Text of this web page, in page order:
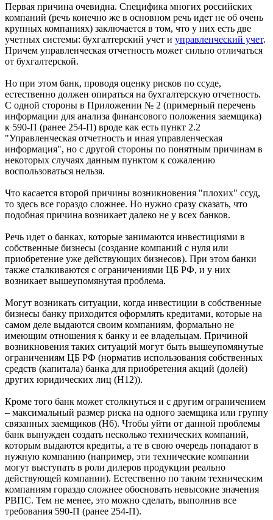
Первая причина очевидна. Специфика многих российских
компаний (речь конечно же в основном речь идет не об очень
крупных компаниях) заключается в том, что у них есть две
учетных системы: бухгалтерский учет и управленческий учет.
Причем управленческая отчетность может сильно отличаться
от бухгалтерской.
Но при этом банк, проводя оценку рисков по ссуде,
естественно должен опираться на бухгалтерскую отчетность.
С одной стороны в Приложении № 2 (примерный перечень
информации для анализа финансового положения заемщика)
к 590-П (ранее 254-П) вроде как есть пункт 2.2
"Управленческая отчетность и иная управленческая
информация", но с другой стороны по понятным причинам в
некоторых случаях данным пунктом к сожалению
воспользоваться нельзя.
Что касается второй причины возникновения "плохих" ссуд,
то здесь все гораздо сложнее. Но нужно сразу сказать, что
подобная причина возникает далеко не у всех банков.
Речь идет о банках, которые занимаются инвестициями в
собственные бизнесы (создание компаний с нуля или
приобретение уже действующих бизнесов). При этом банки
также сталкиваются с ограничениями ЦБ РФ, и у них
возникает вышеупомянутая проблема.
Могут возникать ситуации, когда инвестиции в собственные
бизнесы банку приходится оформлять кредитами, которые на
самом деле выдаются своим компаниям, формально не
имеющим отношения к банку и ее владельцам. Причиной
возникновения таких ситуаций могут быть вышеупомянутые
ограничениям ЦБ РФ (норматив использования собственных
средств (капитала) банка для приобретения акций (долей)
других юридических лиц (Н12)).
Кроме того банк может столкнуться и с другим ограничением
– максимальный размер риска на одного заемщика или группу
связанных заемщиков (Н6). Чтобы уйти от данной проблемы
банк вынужден создать несколько технических компаний,
которым выдаются кредиты, а те в свою очередь попадают в
нужную компанию (например, эти технические компании
могут выступать в роли дилеров продукции реально
действующей компании). Естественно по таким техническим
компаниям гораздо сложнее обосновать невысокие значения
РВПС. Тем не менее, это можно сделать, выполнив все
требования 590-П (ранее 254-П).